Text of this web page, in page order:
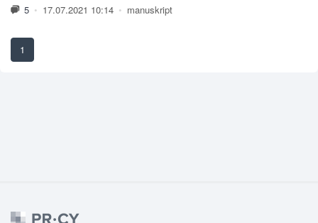
5 • 17.07.2021 10:14 • manuskript
1